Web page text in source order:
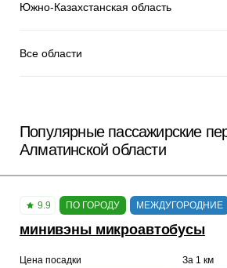
Южно-Казахстанская область
Все области
Популярные пассажирские
Алматинской области
9.9 ПО ГОРОДУ МЕЖДУГОРОДНИЕ
минивэны микроавтобусы
Цена посадки За 1 км